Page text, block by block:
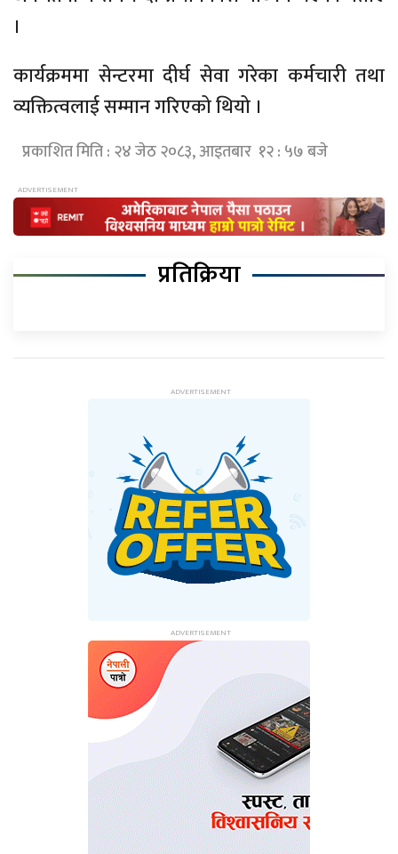
।
कार्यक्रममा सेन्टरमा दीर्घ सेवा गरेका कर्मचारी तथा
व्यक्तित्वलाई सम्मान गरिएको थियो ।
प्रकाशित मिति : २४ जेठ २०८३, आइतबार १२ : ५७ बजे
प्रतिक्रिया